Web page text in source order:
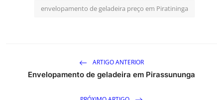
envelopamento de geladeira preço em Piratininga
ARTIGO ANTERIOR
Envelopamento de geladeira em Pirassununga